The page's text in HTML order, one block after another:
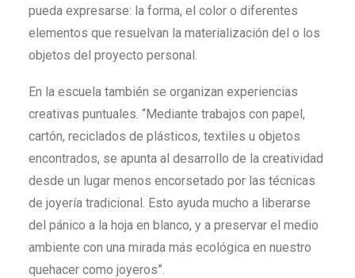
pueda expresarse: la forma, el color o diferentes
elementos que resuelvan la materialización del o los
objetos del proyecto personal.
En la escuela también se organizan experiencias
creativas puntuales. “Mediante trabajos con papel,
cartón, reciclados de plásticos, textiles u objetos
encontrados, se apunta al desarrollo de la creatividad
desde un lugar menos encorsetado por las técnicas
de joyería tradicional. Esto ayuda mucho a liberarse
del pánico a la hoja en blanco, y a preservar el medio
ambiente con una mirada más ecológica en nuestro
quehacer como joyeros”.